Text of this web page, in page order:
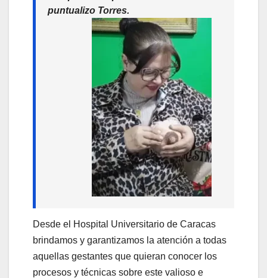
puntualizo Torres.
Desde el Hospital Universitario de Caracas
brindamos y garantizamos la atención a todas
aquellas gestantes que quieran conocer los
procesos y técnicas sobre este valioso e